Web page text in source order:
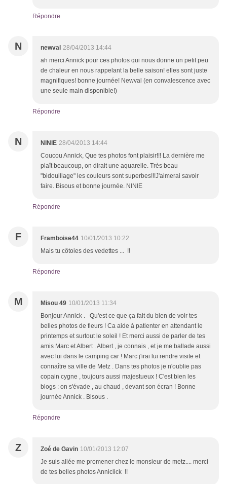
Répondre
N newval 28/04/2013 14:44
ah merci Annick pour ces photos qui nous donne un petit peu
de chaleur en nous rappelant la belle saison! elles sont juste
magnifiques! bonne journée! Newval (en convalescence avec
une seule main disponible!)
Répondre
N NINIE 28/04/2013 14:44
Coucou Annick, Que tes photos font plaisir!!! La dernière me
plaît beaucoup, on dirait une aquarelle. Très beau
"bidouillage" les couleurs sont superbes!!!J'aimerai savoir
faire. Bisous et bonne journée. NINIE
Répondre
F Framboise44 10/01/2013 10:22
Mais tu côtoies des vedettes ... !!
Répondre
M Misou 49 10/01/2013 11:34
Bonjour Annick . Qu'est ce que ça fait du bien de voir tes
belles photos de fleurs ! Ca aide à patienter en attendant le
printemps et surtout le soleil ! Et merci aussi de parler de tes
amis Marc et Albert . Albert , je connais , et je me ballade aussi
avec lui dans le camping car ! Marc j'irai lui rendre visite et
connaître sa ville de Metz . Dans tes photos je n'oublie pas
copain cygne , toujours aussi majestueux ! C'est bien les
blogs : on s'évade , au chaud , devant son écran ! Bonne
journée Annick . Bisous .
Répondre
Z Zoé de Gavin 10/01/2013 12:07
Je suis allée me promener chez le monsieur de metz.... merci
de tes belles photos Anniclick !!